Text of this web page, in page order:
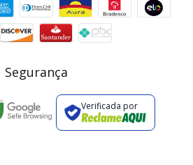
Segurança
Verificada por
GANHE5
7% OFF